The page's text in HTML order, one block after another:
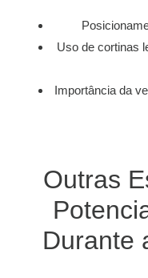
Uso de cortinas
Importância da
Outras
Durante